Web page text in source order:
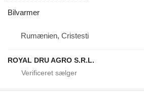
Bilvarmer
Rumænien, Cristesti
ROYAL DRU AGRO S.R.L.